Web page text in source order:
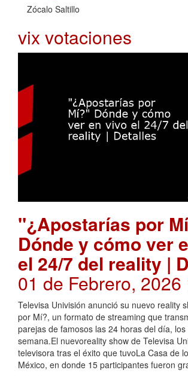
Zócalo Saltillo
vix votaciones
"¿Apostarías por
Dónde y cómo ver
el 24/7 del reality |
01 de Febrero, 2026
Televisa Univisión anunció su nuevo reality
por Mí?, un formato de streaming que
parejas de famosos las 24 horas del día,
semana.El nuevoreality show de Televisa
televisora tras el éxito que tuvoLa Casa de
México, en donde 15 participantes fueron